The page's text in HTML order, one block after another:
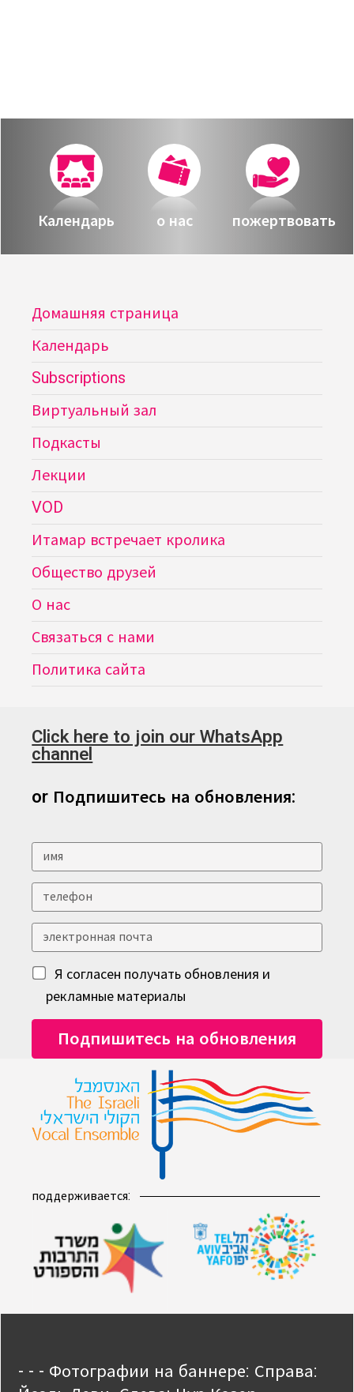
Календарь о нас пожертвовать
Домашняя страница
Календарь
Subscriptions
Виртуальный зал
Подкасты
Лекции
VOD
Итамар встречает кролика
Общество друзей
О нас
Связаться с нами
Политика сайта
Click here to join our WhatsApp
channel
or Подпишитесь на обновления:
Я согласен получать обновления и
рекламные материалы
поддерживается:
- - - Фотографии на баннере: Справа: